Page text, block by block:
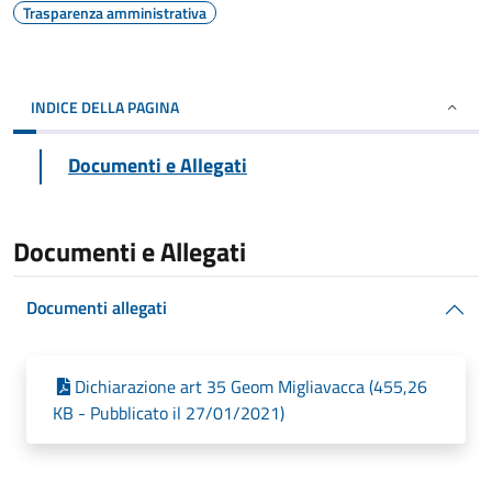
Trasparenza amministrativa
INDICE DELLA PAGINA
Documenti e Allegati
Documenti e Allegati
Documenti allegati
Dichiarazione art 35 Geom Migliavacca (455,26
KB - Pubblicato il 27/01/2021)